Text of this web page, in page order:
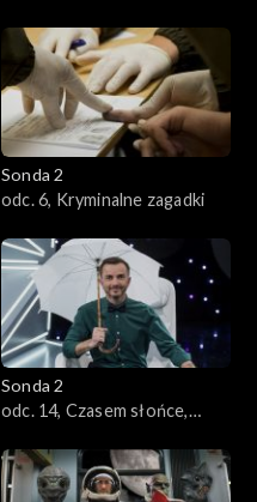
Sonda 2
odc. 6, Kryminalne zagadki
Sonda 2
odc. 14, Czasem słońce,